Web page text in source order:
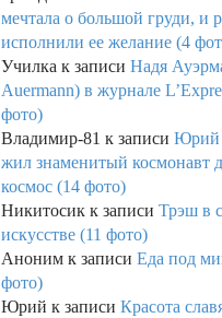
мечтала о большой груди, и
исполнили ее желание (4
Училка к записи Надя
Auermann) в журнале
фото)
Владимир-81 к записи Юрий
жил знаменитый космонавт
космос (14 фото)
Никитосик к записи Трэш в
искусстве (11 фото)
Аноним к записи Еда под
фото)
Юрий к записи Красота